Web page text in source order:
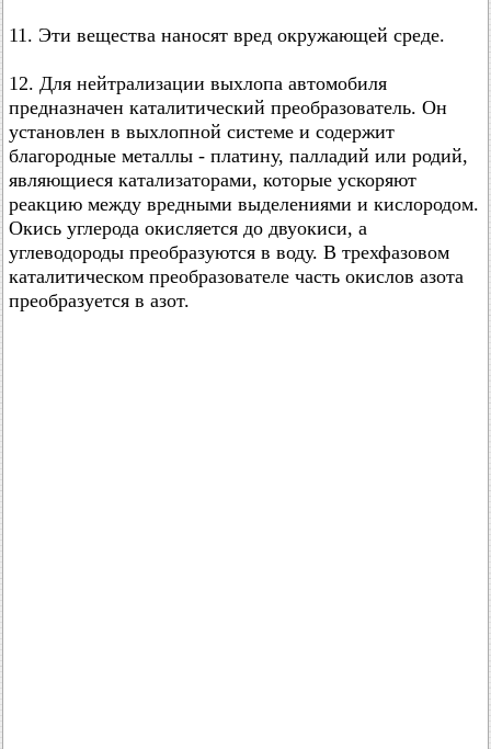
11. Эти вещества наносят вред окружающей среде.
12. Для нейтрализации выхлопа автомобиля
предназначен каталитический преобразователь. Он
установлен в выхлопной системе и содержит
благородные металлы - платину, палладий или родий,
являющиеся катализаторами, которые ускоряют
реакцию между вредными выделениями и кислородом.
Окись углерода окисляется до двуокиси, а
углеводороды преобразуются в воду. В трехфазовом
каталитическом преобразователе часть окислов азота
преобразуется в азот.